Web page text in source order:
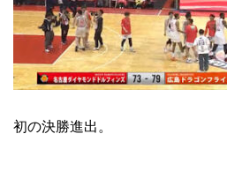
初の決勝進出。